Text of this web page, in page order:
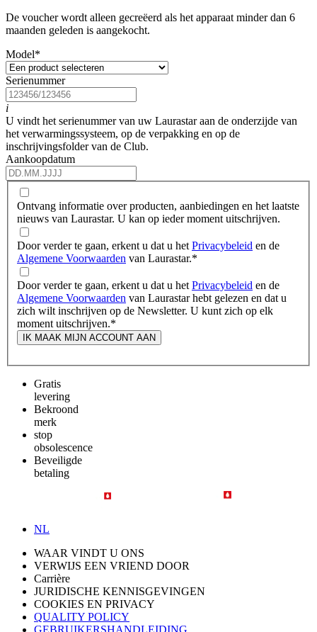
De voucher wordt alleen gecreëerd als het apparaat minder dan 6
maanden geleden is aangekocht.
Model*
Serienummer
i
U vindt het serienummer van uw Laurastar aan de onderzijde van
het verwarmingssysteem, op de verpakking en op de
inschrijvingsfolder van de Club.
Aankoopdatum
Ontvang informatie over producten, aanbiedingen en het laatste
nieuws van Laurastar. U kan op ieder moment uitschrijven.
Door verder te gaan, erkent u dat u het Privacybeleid en de
Algemene Voorwaarden van Laurastar.*
Door verder te gaan, erkent u dat u het Privacybeleid en de
Algemene Voorwaarden van Laurastar hebt gelezen en dat u
zich wilt inschrijven op de Newsletter. U kunt zich op elk
moment uitschrijven.*
IK MAAK MIJN ACCOUNT AAN
Gratis
levering
Bekroond
merk
stop
obsolescence
Beveiligde
betaling
NL
WAAR VINDT U ONS
VERWIJS EEN VRIEND DOOR
Carrière
JURIDISCHE KENNISGEVINGEN
COOKIES EN PRIVACY
QUALITY POLICY